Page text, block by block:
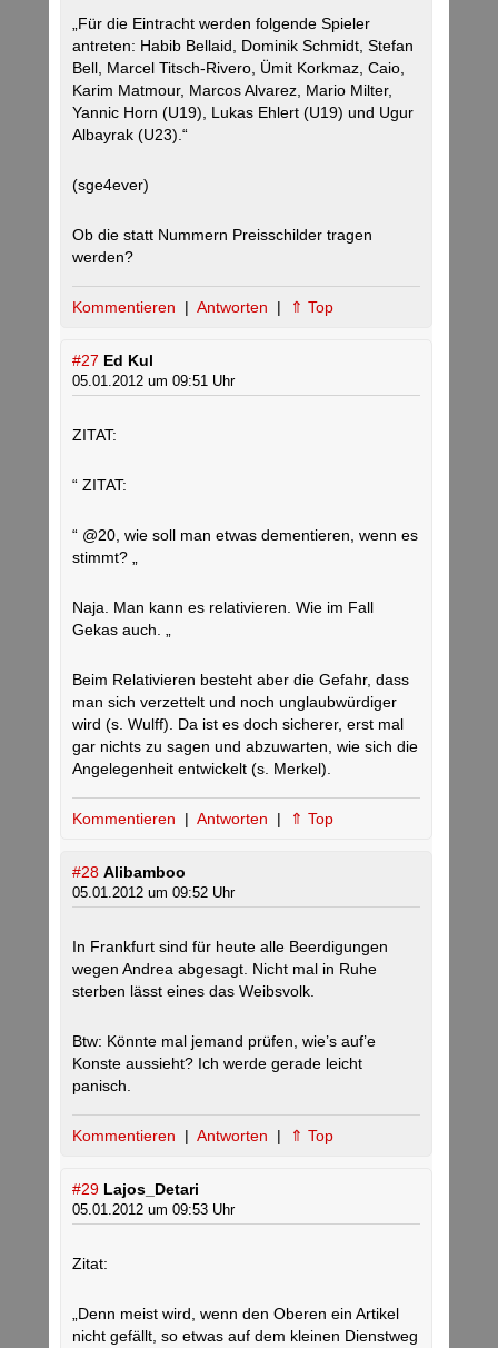
„Für die Eintracht werden folgende Spieler
antreten: Habib Bellaid, Dominik Schmidt, Stefan
Bell, Marcel Titsch-Rivero, Ümit Korkmaz, Caio,
Karim Matmour, Marcos Alvarez, Mario Milter,
Yannic Horn (U19), Lukas Ehlert (U19) und Ugur
Albayrak (U23).“
(sge4ever)
Ob die statt Nummern Preisschilder tragen
werden?
Kommentieren | Antworten | ⇑ Top
#27 Ed Kul
05.01.2012 um 09:51 Uhr
ZITAT:
“ ZITAT:
“ @20, wie soll man etwas dementieren, wenn es
stimmt? „
Naja. Man kann es relativieren. Wie im Fall
Gekas auch. „
Beim Relativieren besteht aber die Gefahr, dass
man sich verzettelt und noch unglaubwürdiger
wird (s. Wulff). Da ist es doch sicherer, erst mal
gar nichts zu sagen und abzuwarten, wie sich die
Angelegenheit entwickelt (s. Merkel).
Kommentieren | Antworten | ⇑ Top
#28 Alibamboo
05.01.2012 um 09:52 Uhr
In Frankfurt sind für heute alle Beerdigungen
wegen Andrea abgesagt. Nicht mal in Ruhe
sterben lässt eines das Weibsvolk.
Btw: Könnte mal jemand prüfen, wie’s auf’e
Konste aussieht? Ich werde gerade leicht
panisch.
Kommentieren | Antworten | ⇑ Top
#29 Lajos_Detari
05.01.2012 um 09:53 Uhr
Zitat:
„Denn meist wird, wenn den Oberen ein Artikel
nicht gefällt, so etwas auf dem kleinen Dienstweg